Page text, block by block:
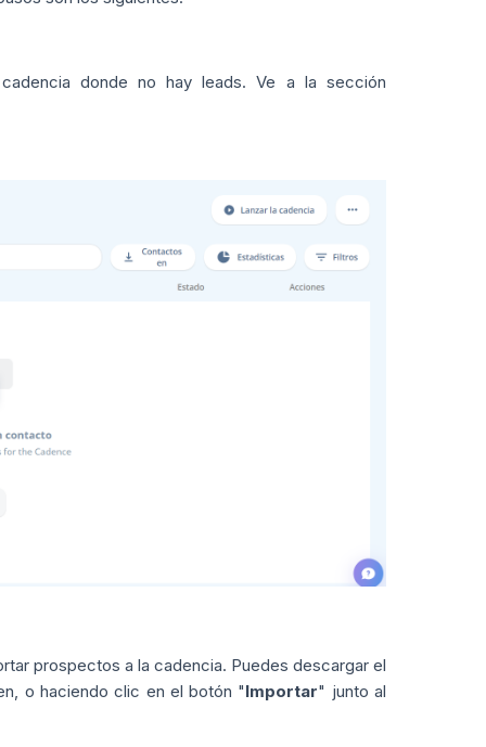
donde no hay leads. Ve a la sección
prospectos a la cadencia. Puedes descargar el
o haciendo clic en el botón "Importar" junto al